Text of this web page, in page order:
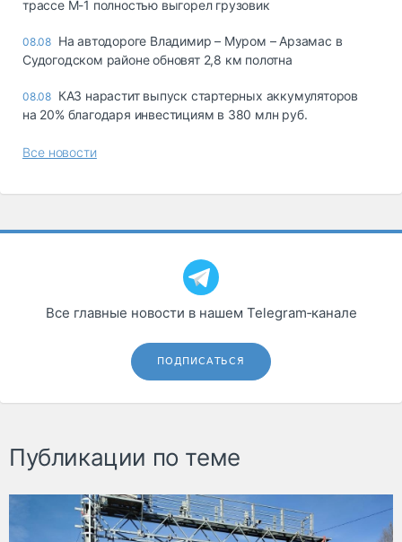
трассе М-1 полностью выгорел грузовик
08.08 На автодороге Владимир – Муром – Арзамас в
Судогодском районе обновят 2,8 км полотна
08.08 КАЗ нарастит выпуск стартерных аккумуляторов
на 20% благодаря инвестициям в 380 млн руб.
Все новости
Все главные новости в нашем Telegram‑канале
ПОДПИСАТЬСЯ
Публикации по теме